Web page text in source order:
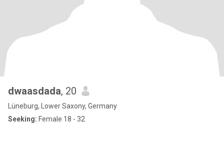
dwaasdada, 20
Lüneburg, Lower Saxony, Germany
Seeking: Female 18 - 32